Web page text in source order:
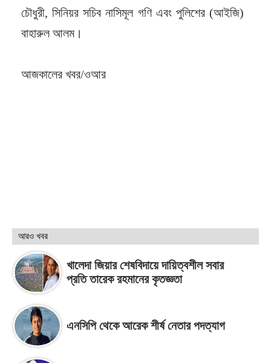
চৌধুরী, সিনিয়র সচিব নাসিমূল গণি এবং পুলিশের (আইজি)
বাহারুল আলম।
আজকালের খবর/ওআর
আরও খবর
খালেদা জিয়ার শেষবিদায়ে দায়িত্বশীল সবার
প্রতি তারেক রহমানের কৃতজ্ঞতা
এনসিপি থেকে আরেক শীর্ষ নেতার পদত্যাগ